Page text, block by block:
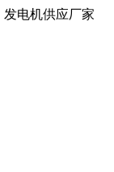
电机供应厂家